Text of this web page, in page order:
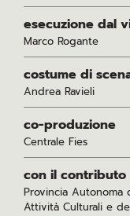
esecuzione dal
Marco Rogante
costume di
Andrea Ravieli
co-produzione
Centrale Fies
con il
Provincia
Attività Culturali e